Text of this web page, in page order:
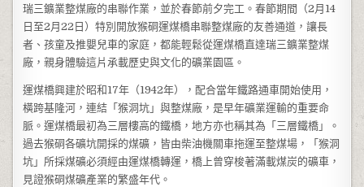
瑞三鑛業整煤廠的串聯作業，並於春節前夕完工。春節期間（2月14
日至2月22日）特別開放猴硐運煤橋串聯整煤廠的友善通道，讓長
者、孩童及推嬰兒車的家庭，都能輕鬆從運煤橋直達瑞三鑛業整煤
廠，親身體驗這片承載歷史與文化的礦業園區。
運煤橋興建於昭和17年（1942年），配合當年鐵路通車開始使用，
橫跨基隆河，連結「猴洞坑」與整煤廠，是早年礦業運輸的重要命
脈。運煤橋最初為三層樓高的鐵橋，地方亦也稱其為「三層鐵橋」。
過去猴硐各礦坑開採的煤礦，皆由柴油機關車拖運至整煤場，「猴洞
坑」所採煤礦必須經由運煤橋轉運，橋上曾穿梭著滿載煤炭的礦車，
見證猴硐煤礦產業的繁盛年代。